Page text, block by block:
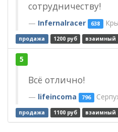
сотрудничеству!
Infernalracer 638
продажа 1200 руб взаимный
5
Всё отлично!
lifeincoma 796
продажа 1100 руб взаимный